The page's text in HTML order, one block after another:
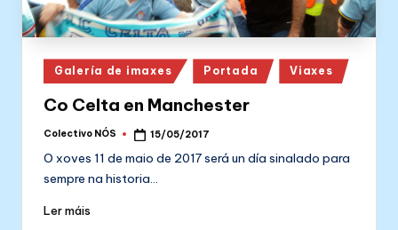
Posted
in
Galería de imaxes Portada Viaxes
Co Celta en Manchester
Posted
Colectivo NÓS 15/05/2017
O xoves 11 de maio de 2017 será un día sinalado para
sempre na historia…
Ler máis